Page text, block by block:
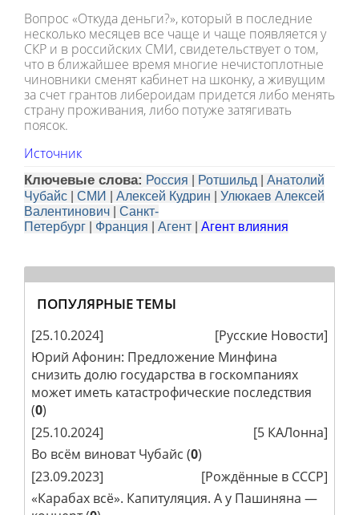
Вопрос «Откуда деньги?», который в последние
несколько месяцев все чаще и чаще появляется у
СКР и в российских СМИ, свидетельствует о том,
что в ближайшее время многие нечистоплотные
чиновники сменят кабинет на шконку, а живущим
за счет грантов либероидам придется либо менять
страну проживания, либо потуже затягивать
поясок.
Источник
Ключевые слова: Россия Ротшильд
Анатолий
Чубайс
СМИ Алексей Кудрин
Улюкаев Алексей
Валентинович
Санкт-
Петербург
Франция Агент Агент влияния
ПОПУЛЯРНЫЕ ТЕМЫ
[25.10.2024] [Русские Новости]
Юрий Афонин: Предложение Минфина
снизить долю государства в госкомпаниях
может иметь катастрофические последствия
(0)
[25.10.2024]
[5 КАЛонна]
Во всём виноват Чубайс (0)
[23.09.2023]
[Рождённые в СССР]
«Карабах всё». Капитуляция. А у Пашиняна —